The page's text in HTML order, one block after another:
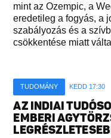
mint az Ozempic, a
eredetileg a fogyás, a
szabályozás és a
csökkentése miatt
TUDOMÁNY KEDD 17:30
AZ INDIAI
EMBERI